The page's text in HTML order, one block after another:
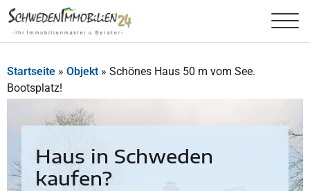
Startseite » Objekt » Schönes Haus 50 m vom See.
Bootsplatz!
Haus in Schweden
kaufen?